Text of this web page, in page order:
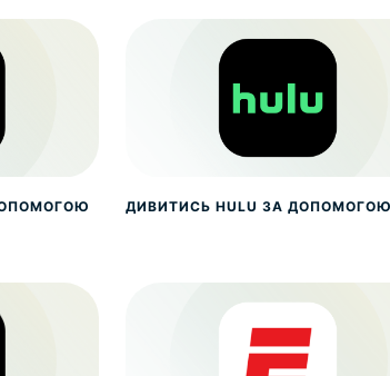
ДИВИТИСЬ HULU ЗА ДОПОМОГОЮ